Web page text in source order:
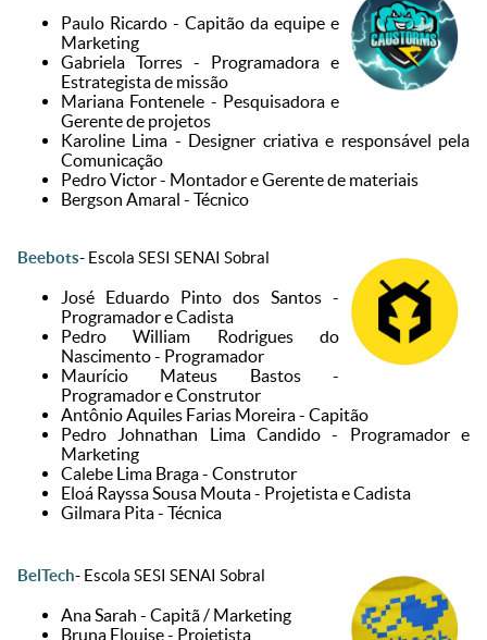
Paulo Ricardo - Capitão da equipe e
Marketing
Gabriela Torres - Programadora e
Estrategista de missão
Mariana Fontenele - Pesquisadora e
Gerente de projetos
Karoline Lima - Designer criativa e responsável pela
Comunicação
Pedro Victor - Montador e Gerente de materiais
Bergson Amaral - Técnico
Beebots- Escola SESI SENAI Sobral
José Eduardo Pinto dos Santos -
Programador e Cadista
Pedro William Rodrigues do
Nascimento - Programador
Maurício Mateus Bastos -
Programador e Construtor
Antônio Aquiles Farias Moreira - Capitão
Pedro Johnathan Lima Candido - Programador e
Marketing
Calebe Lima Braga - Construtor
Eloá Rayssa Sousa Mouta - Projetista e Cadista
Gilmara Pita - Técnica
BelTech- Escola SESI SENAI Sobral
Ana Sarah - Capitã / Marketing
Bruna Elouise - Projetista